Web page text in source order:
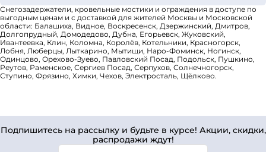
Снегозадержатели, кровельные мостики и ограждения в доступе по
выгодным ценам и с доставкой для жителей Москвы и Московской
области: Балашиха, Видное, Воскресенск, Дзержинский, Дмитров,
Долгопрудный, Домодедово, Дубна, Егорьевск, Жуковский,
Ивантеевка, Клин, Коломна, Королёв, Котельники, Красногорск,
Лобня, Люберцы, Лыткарино, Мытищи, Наро-Фоминск, Ногинск,
Одинцово, Орехово-Зуево, Павловский Посад, Подольск, Пушкино,
Реутов, Раменское, Сергиев Посад, Серпухов, Солнечногорск,
Ступино, Фрязино, Химки, Чехов, Электросталь, Щёлково.
Подпишитесь на рассылку и будьте в курсе! Акции, скидки,
распродажи ждут!